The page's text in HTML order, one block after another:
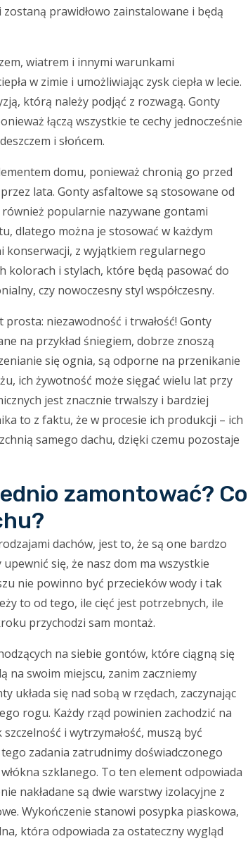
prawidłowo zainstalowane i będą
wiatrem i innymi warunkami
w zimie i umożliwiając zysk ciepła w lecie.
którą należy podjąć z rozwagą. Gonty
łączą wszystkie te cechy jednocześnie
i słońcem.
domu, ponieważ chronią go przed
lata. Gonty asfaltowe są stosowane od
również popularnie nazywane gontami
dlatego można je stosować w każdym
konserwacji, z wyjątkiem regularnego
kolorach i stylach, które będą pasować do
czy nowoczesny styl współczesny.
niezawodność i trwałość! Gonty
na przykład śniegiem, dobrze znoszą
się ognia, są odporne na przenikanie
ich żywotność może sięgać wielu lat przy
jest znacznie trwalszy i bardziej
to z faktu, że w procesie ich produkcji – ich
samego dachu, dzięki czemu pozostaje
zamontować? Co
dachów, jest to, że są one bardzo
się, że nasz dom ma wszystkie
nie powinno być przecieków wody i tak
to od tego, ile cięć jest potrzebnych, ile
przychodzi sam montaż.
na siebie gontów, które ciągną się
na swoim miejscu, zanim zaczniemy
układa się nad sobą w rzędach, zaczynając
rogu. Każdy rząd powinien zachodzić na
i wytrzymałość, muszą być
zadania zatrudnimy doświadczonego
szklanego. To ten element odpowiada
nakładane są dwie warstwy izolacyjne z
Wykończenie stanowi posypka piaskowa,
która odpowiada za ostateczny wygląd